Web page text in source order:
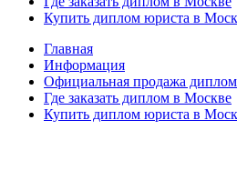
Купить диплом юриста в
Главная
Информация
Официальная продажа
Где заказать диплом в Москве
Купить диплом юриста в